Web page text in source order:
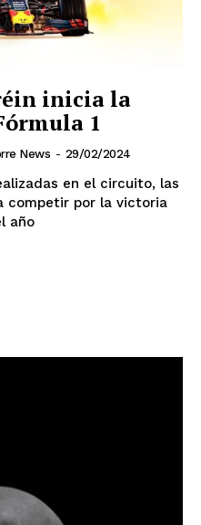
Chiapas
Hidalgo
Jalisco
Yucatán Veracruz
Sonora
Quintana Roo
Nuevo León
inicia la
1
News - 29/02/2024
en el circuito, las
competir por la victoria
año